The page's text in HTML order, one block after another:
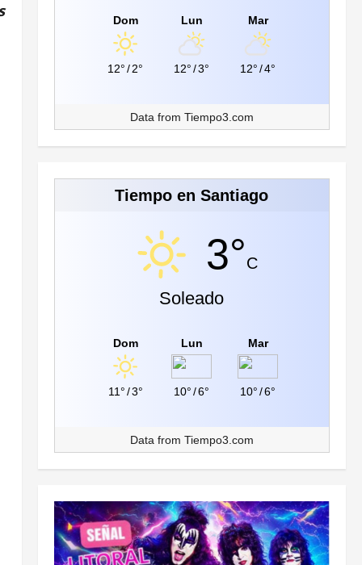
Dom
12° /2°
Lun
12° /3°
Mar
12° /4°
Data from Tiempo3.com
Tiempo en Santiago
3°C
Soleado
Dom
11°/3°
Lun
10° /6°
Mar
10° /6°
Data from Tiempo3.com